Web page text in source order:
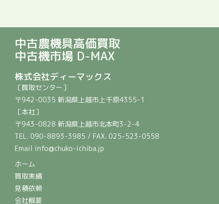
中古農機具高価買取
中古機市場 D-MAX
株式会社ディーマックス
［買取センター］
〒942-0035 新潟県上越市上千原4355-1
［本社］
〒943-0828 新潟県上越市北本町3-2-4
TEL. 090-8893-3985 / FAX. 025-523-0558
Email info@chuko-ichiba.jp
ホーム
買取実績
見積依頼
会社概要